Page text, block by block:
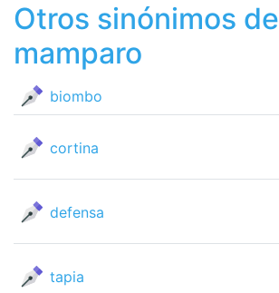
Otros sinónimos de
mamparo
biombo
cortina
defensa
tapia